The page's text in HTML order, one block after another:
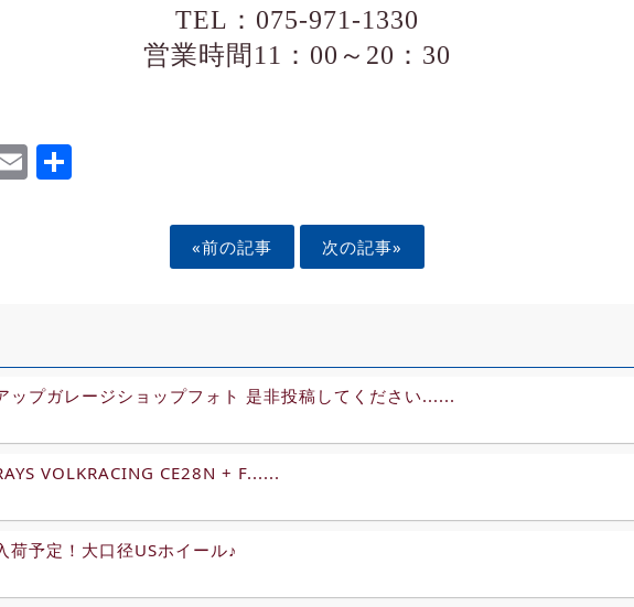
TEL：075-971-1330
営業時間11：00～20：30
Email
«前の記事 次の記事»
ップガレージショップフォト 是非投稿してください......
VOLKRACING CE28N + F......
荷予定！大口径USホイール♪